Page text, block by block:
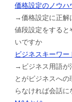
価格設定のノウハ
→価格設定に正解
値段設定をすると
いですか
ビジネスキーワー
→ビジネス用語が
とがビジネスへ
らなければ会話